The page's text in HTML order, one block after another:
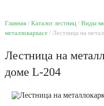
Главная Каталог лестниц Виды
металлокаркасе
Лестница на
Лестница на
доме L-204